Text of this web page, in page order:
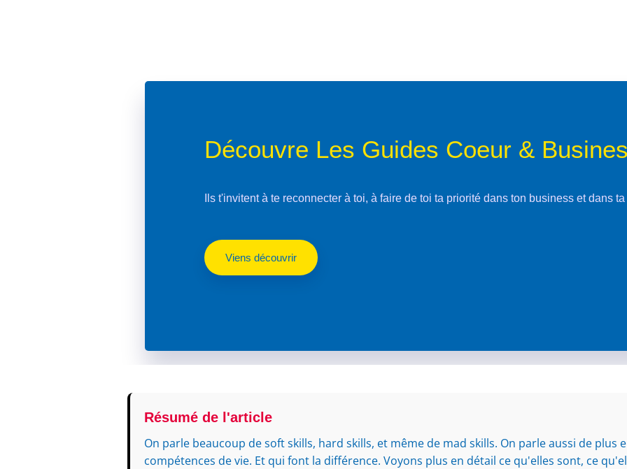
Découvre Les Guides Coeur &
Ils t'invitent à te reconnecter à toi, à faire de toi ta priorité dans ton business et dans
Viens découvrir
Résumé de l'article
On parle beaucoup de soft skills, hard skills, et même de mad skills. On parle aussi de plus
compétences de vie. Et qui font la différence. Voyons plus en détail ce qu'elles sont, ce